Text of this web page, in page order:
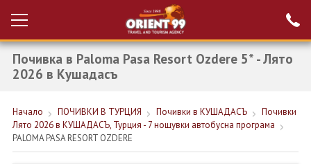
Вход за агенти
Проверка на
НОВА ГОДИНА ТУРЦИЯ
НОВА ГОДИНА
Почивка в Paloma Pasa Resort Ozdere 5* - Лято
2026 в Кушадасъ
Начало ПОЧИВКИ В ТУРЦИЯ Почивки в КУШАДАСЪ
Почивки
Лято 2026 в КУШАДАСЪ, Турция - 7 нощувки автобусна програма
PALOMA PASA RESORT OZDERE